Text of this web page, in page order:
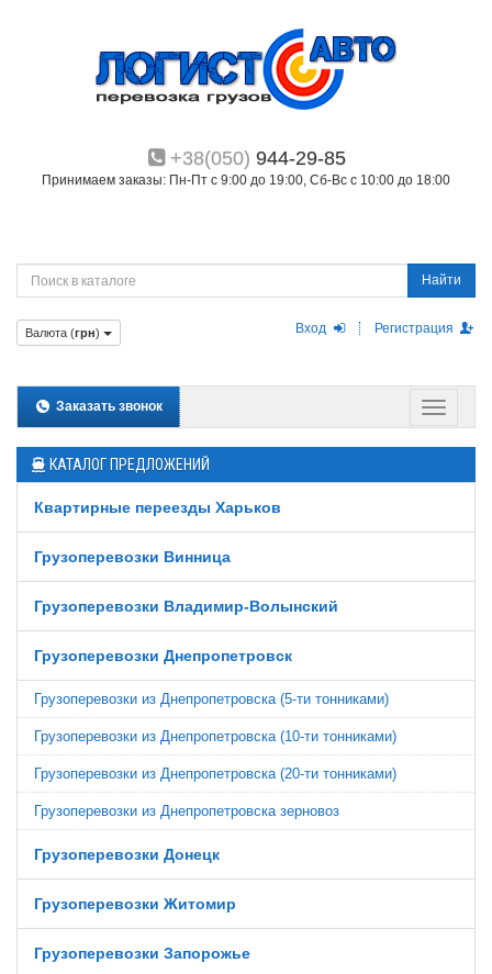
+38(050) 944-29-85
Принимаем заказы: Пн-Пт с 9:00 до 19:00, Сб-Вс с 10:00 до 18:00
Найти
Вход Регистрация
Валюта (грн)
Заказать звонок
КАТАЛОГ ПРЕДЛОЖЕНИЙ
Квартирные переезды Харьков
Грузоперевозки Винница
Грузоперевозки Владимир-Волынский
Грузоперевозки Днепропетровск
Грузоперевозки из Днепропетровска (5-ти тонниками)
Грузоперевозки из Днепропетровска (10-ти тонниками)
Грузоперевозки из Днепропетровска (20-ти тонниками)
Грузоперевозки из Днепропетровска зерновоз
Грузоперевозки Донецк
Грузоперевозки Житомир
Грузоперевозки Запорожье